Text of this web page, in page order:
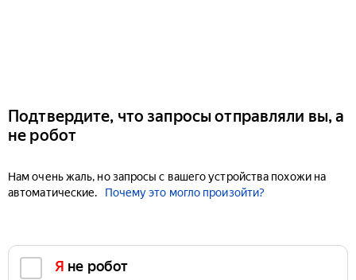
Подтвердите, что запросы отправляли вы, а
не робот
Нам очень жаль, но запросы с вашего устройства похожи на
автоматические.
Почему это могло произойти?
Я не робот